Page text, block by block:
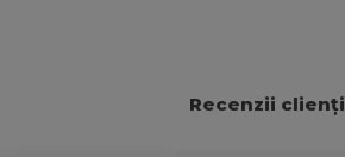
Recenzii clienți